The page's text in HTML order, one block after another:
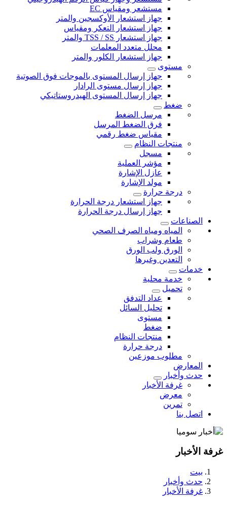
مستشعر ومقياس EC
جهاز استشعار الأوكسجين والمتر
جهاز استشعار التعكر ومقياس
جهاز استشعار TSS / SS والمتر
محلل متعدد المعلمات
جهاز استشعار الكلور والمتر
مستوى
جهاز إرسال المستوى بالموجات فوق الصوتية
جهاز إرسال مستوى الرادار
جهاز إرسال المستوى الهيدروستاتيكي
ضغط
مرسل الضغط
فرق الضغط المرسل
مقياس ضغط رقمي
منتجات النظام
مسجل
مؤشر العملية
عازل الإشارة
مولد الإشارة
درجة حرارة
جهاز استشعار درجة الحرارة
جهاز إرسال درجة الحرارة
الصناعات
المياه ومياه الصرف الصحي
طعام وشراب
الورق ولب الورق
التعدين وغيرها
خدمات
خدمة محلية
تحميل
عداد التدفق
تحليل السائل
مستوى
ضغط
منتجات النظام
درجة حرارة
مطلوب موزعين
المعارض
حدث وأخبار
غرفة الأخبار
معرض
تمرين
اتصل بنا
غرفة الأخبار
بيت
حدث وأخبار
غرفة الأخبار